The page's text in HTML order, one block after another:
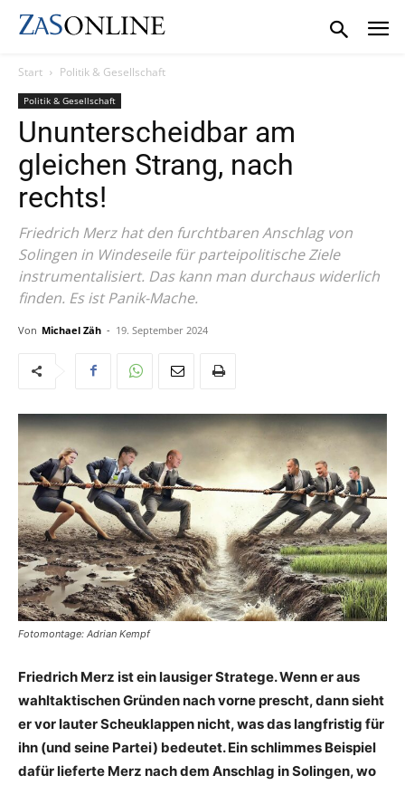
Start Politik & Gesellschaft
Politik & Gesellschaft
Ununterscheidbar am
gleichen Strang, nach
rechts!
Friedrich Merz hat den furchtbaren Anschlag von
Solingen in Windeseile für parteipolitische Ziele
instrumentalisiert. Das kann man durchaus widerlich
finden. Es ist Panik-Mache.
Von Michael Zäh - 19. September 2024
Fotomontage: Adrian Kempf
Friedrich Merz ist ein lausiger Stratege. Wenn er aus
wahltaktischen Gründen nach vorne prescht, dann sieht
er vor lauter Scheuklappen nicht, was das langfristig für
ihn (und seine Partei) bedeutet. Ein schlimmes Beispiel
dafür lieferte Merz nach dem Anschlag in Solingen, wo